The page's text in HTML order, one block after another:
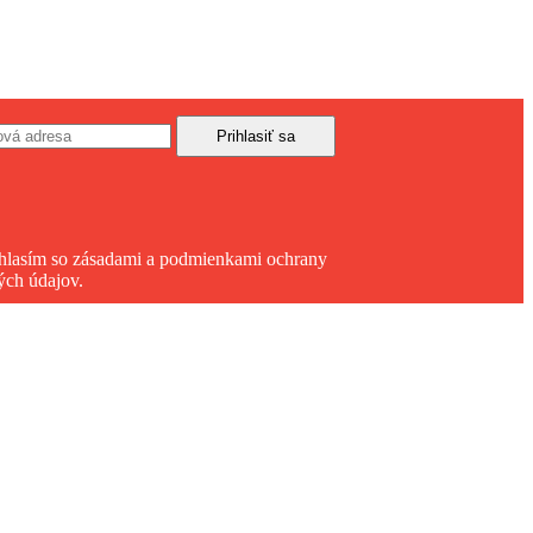
so zásadami a podmienkami ochrany
údajov.